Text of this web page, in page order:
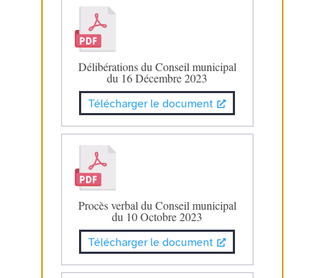
Délibérations du Conseil municipal
du 16 Décembre 2023
Télécharger le document
Procès verbal du Conseil municipal
du 10 Octobre 2023
Télécharger le document